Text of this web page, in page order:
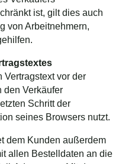
ist, gilt dies auch
von Arbeitnehmern,
Vertragstext vor der
den Verkäufer
Schritt der
seines Browsers nutzt.
dem Kunden außerdem
allen Bestelldaten an die